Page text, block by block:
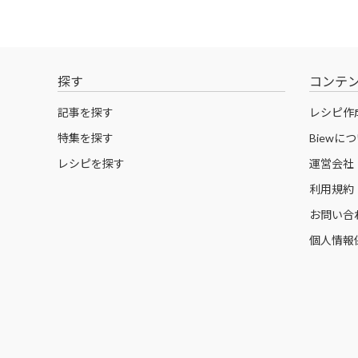
探す
記事を探す
特集を探す
レシピを探す
コンテ
レシピ作
Biewにつ
運営会社
利用規約
お問い合
個人情報